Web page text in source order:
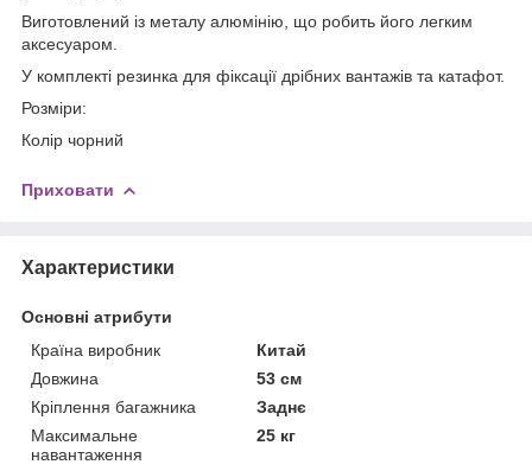
Виготовлений із металу алюмінію, що робить його легким
аксесуаром.
У комплекті резинка для фіксації дрібних вантажів та катафот.
Розміри:
Колір чорний
Приховати
Характеристики
Основні атрибути
Країна виробник
Китай
Довжина
53 см
Кріплення багажника
Заднє
Максимальне
навантаження
25 кг